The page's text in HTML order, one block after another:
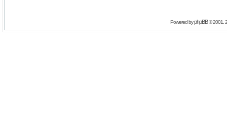
Powered byphpBB© 2001,